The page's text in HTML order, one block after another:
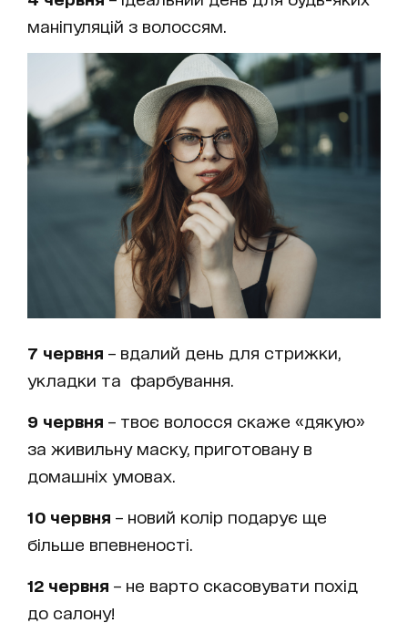
маніпуляцій з волоссям.
7 червня – вдалий день для стрижки,
укладки та фарбування.
9 червня – твоє волосся скаже «дякую»
за живильну маску, приготовану в
домашніх умовах.
10 червня – новий колір подарує ще
більше впевненості.
12 червня – не варто скасовувати похід
до салону!